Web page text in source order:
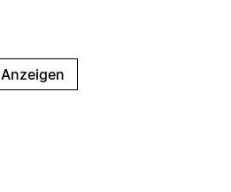
Anzeigen